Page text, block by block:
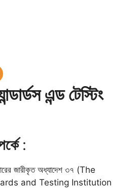
এন্ড টেস্টিং
:
জারীকৃত অধ্যাদেশ ৩৭ (The
and Testing Institution